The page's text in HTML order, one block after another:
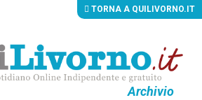
Archivio
TORNA A QUILIVORNO.IT